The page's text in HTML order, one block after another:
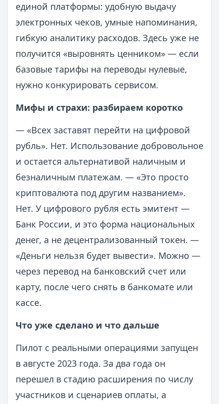
единой платформы: удобную выдачу
электронных чеков, умные напоминания,
гибкую аналитику расходов. Здесь уже не
получится «выровнять ценником» — если
базовые тарифы на переводы нулевые,
нужно конкурировать сервисом.
Мифы и страхи: разбираем коротко
— «Всех заставят перейти на цифровой
рубль». Нет. Использование добровольное
и остается альтернативой наличным и
безналичным платежам. — «Это просто
криптовалюта под другим названием».
Нет. У цифрового рубля есть эмитент —
Банк России, и это форма национальных
денег, а не децентрализованный токен. —
«Деньги нельзя будет вывести». Можно —
через перевод на банковский счет или
карту, после чего снять в банкомате или
кассе.
Что уже сделано и что дальше
Пилот с реальными операциями запущен
в августе 2023 года. За два года он
перешел в стадию расширения по числу
участников и сценариев оплаты, а